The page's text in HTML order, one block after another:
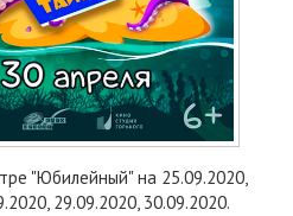
"Юбилейный" на 25.09.2020,
29.09.2020, 30.09.2020.